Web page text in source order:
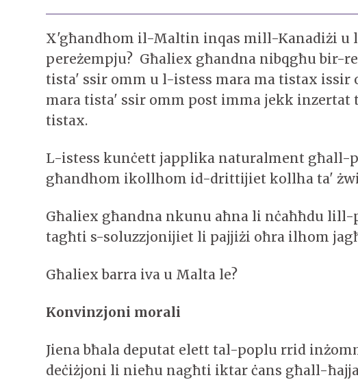
X'għandhom il-Maltin inqas mill-Kanadiżi u
pereżempju? Għaliex għandna nibqgħu bir-
tista' ssir omm u l-istess mara ma tistax issir
mara tista' ssir omm post imma jekk
tistax.
L-istess kunċett japplika naturalment għall-
għandhom ikollhom id-drittijiet kollha ta'
Għaliex għandna nkunu aħna li nċaħħdu
tagħti s-soluzzjonijiet li pajjiżi oħra ilhom
Għaliex barra iva u Malta le?
Konvinzjoni morali
Jiena bħala deputat elett tal-poplu rrid
deċiżjoni li nieħu nagħti iktar ċans għall-